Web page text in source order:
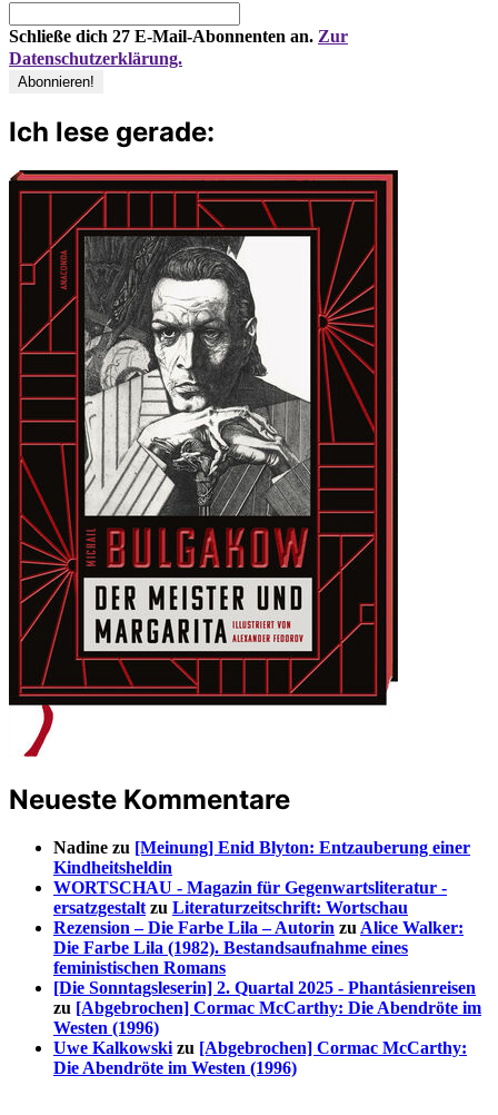
Schließe dich 27 E-Mail-Abonnenten an. Zur
Datenschutzerklärung.
Ich lese gerade:
Neueste Kommentare
Nadine zu [Meinung] Enid Blyton: Entzauberung einer
Kindheitsheldin
WORTSCHAU - Magazin für Gegenwartsliteratur -
ersatzgestalt zu Literaturzeitschrift: Wortschau
Rezension – Die Farbe Lila – Autorin zu Alice Walker:
Die Farbe Lila (1982). Bestandsaufnahme eines
feministischen Romans
[Die Sonntagsleserin] 2. Quartal 2025 - Phantásienreisen
zu [Abgebrochen] Cormac McCarthy: Die Abendröte im
Westen (1996)
Uwe Kalkowski zu [Abgebrochen] Cormac McCarthy:
Die Abendröte im Westen (1996)